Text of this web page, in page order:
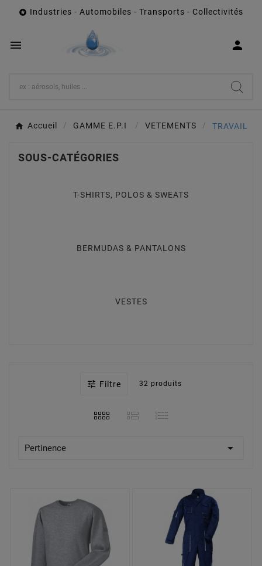
 Industries - Automobiles - Transports - Collectivités
 
Accueil GAMME E.P.I VETEMENTS TRAVAIL
SOUS-CATÉGORIES
T-SHIRTS, POLOS & SWEATS
BERMUDAS & PANTALONS
VESTES
 Filtre 32 produits
Pertinence 